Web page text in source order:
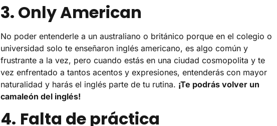
3. Only American
No poder entenderle a un australiano o británico porque en el colegio o
universidad solo te enseñaron inglés americano, es algo común y
frustrante a la vez, pero cuando estás en una ciudad cosmopolita y te
vez enfrentado a tantos acentos y expresiones, entenderás con mayor
naturalidad y harás el inglés parte de tu rutina. ¡Te podrás volver un
camaleón del inglés!
4. Falta de práctica